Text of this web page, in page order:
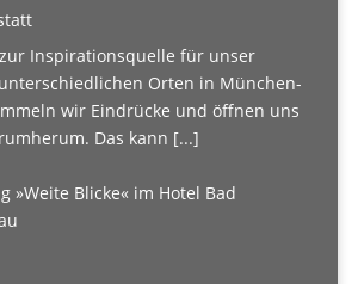
Inspirationsquelle für unser
Orten in München-
wir Eindrücke und öffnen uns
Das kann [...]
»Weite Blicke« im Hotel Bad